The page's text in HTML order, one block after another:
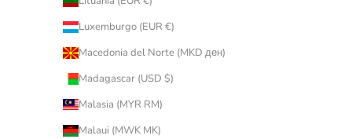
Luxemburgo (EUR €)
Macedonia del Norte (MKD ден)
Madagascar (USD $)
Malasia (MYR RM)
Malaui (MWK MK)